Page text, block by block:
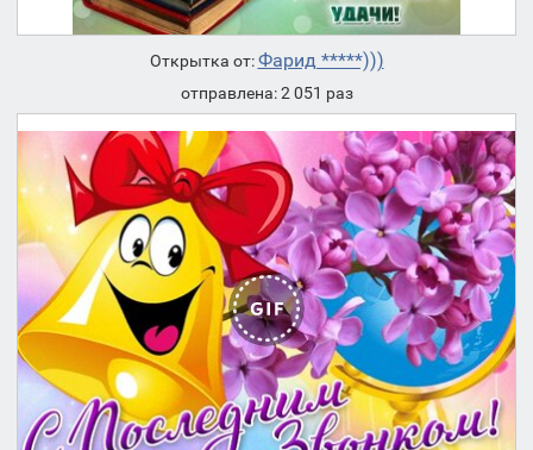
Открытка от:Фарид *****)))
отправлена: 2 051 раз